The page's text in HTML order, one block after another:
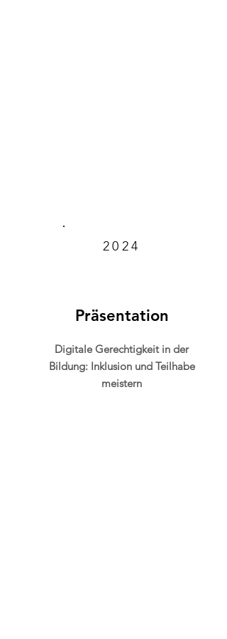
2024
Präsentation
Digitale Gerechtigkeit in der
Bildung: Inklusion und Teilhabe
meistern